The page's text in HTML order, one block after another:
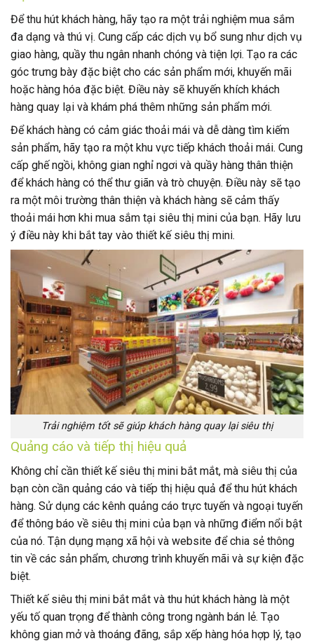
Để thu hút khách hàng, hãy tạo ra một trải nghiệm mua sắm
đa dạng và thú vị. Cung cấp các dịch vụ bổ sung như dịch vụ
giao hàng, quầy thu ngân nhanh chóng và tiện lợi. Tạo ra các
góc trưng bày đặc biệt cho các sản phẩm mới, khuyến mãi
hoặc hàng hóa đặc biệt. Điều này sẽ khuyến khích khách
hàng quay lại và khám phá thêm những sản phẩm mới.
Để khách hàng có cảm giác thoải mái và dễ dàng tìm kiếm
sản phẩm, hãy tạo ra một khu vực tiếp khách thoải mái. Cung
cấp ghế ngồi, không gian nghỉ ngơi và quầy hàng thân thiện
để khách hàng có thể thư giãn và trò chuyện. Điều này sẽ tạo
ra một môi trường thân thiện và khách hàng sẽ cảm thấy
thoải mái hơn khi mua sắm tại siêu thị mini của bạn. Hãy lưu
ý điều này khi bắt tay vào thiết kế siêu thị mini.
Trải nghiệm tốt sẽ giúp khách hàng quay lại siêu thị
Quảng cáo và tiếp thị hiệu quả
Không chỉ cần thiết kế siêu thị mini bắt mắt, mà siêu thị của
bạn còn cần quảng cáo và tiếp thị hiệu quả để thu hút khách
hàng. Sử dụng các kênh quảng cáo trực tuyến và ngoại tuyến
để thông báo về siêu thị mini của bạn và những điểm nổi bật
của nó. Tận dụng mạng xã hội và website để chia sẻ thông
tin về các sản phẩm, chương trình khuyến mãi và sự kiện đặc
biệt.
Thiết kế siêu thị mini bắt mắt và thu hút khách hàng là một
yếu tố quan trọng để thành công trong ngành bán lẻ. Tạo
không gian mở và thoáng đãng, sắp xếp hàng hóa hợp lý, tạo